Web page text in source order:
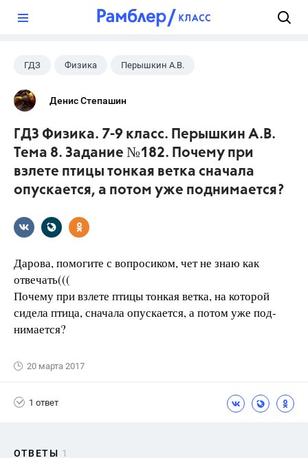
ГДЗ Физика Перышкин А.В.
Школа
Денис Степашин
ГДЗ Физика. 7-9 класс. Перышкин А.В.
Тема 8. Задание №182. Почему при
взлете птицы тонкая ветка сначала
опускается, а потом уже поднимается?
Дарова, помогите с вопросиком, чет не знаю как
отвечать(((
Почему при взлете птицы тонкая ветка, на кото­рой
сидела птица, сначала опускается, а потом уже под­
нимается?
20 марта 2017
1 ответ
ОТВЕТЫ 1